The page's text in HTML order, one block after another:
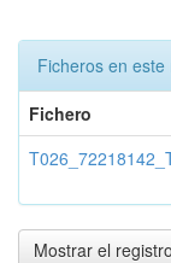
Ficheros en este
Fichero
Mostrar el